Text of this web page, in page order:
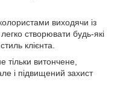
виходячи із
створювати будь-які
клієнта.
тільки витончене,
і підвищений захист